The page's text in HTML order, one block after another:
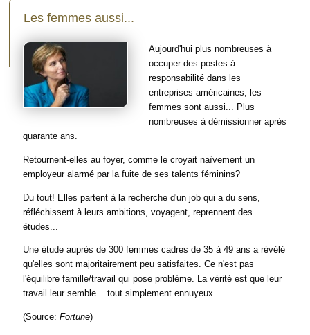
Les femmes aussi...
Aujourd'hui plus nombreuses à
occuper des postes à
responsabilité dans les
entreprises américaines, les
femmes sont aussi... Plus
nombreuses à démissionner après
quarante ans.
Retournent-elles au foyer, comme le croyait naïvement un
employeur alarmé par la fuite de ses talents féminins?
Du tout! Elles partent à la recherche d'un job qui a du sens,
réfléchissent à leurs ambitions, voyagent, reprennent des
études...
Une étude auprès de 300 femmes cadres de 35 à 49 ans a révélé
qu'elles sont majoritairement peu satisfaites. Ce n'est pas
l'équilibre famille/travail qui pose problème. La vérité est que leur
travail leur semble... tout simplement ennuyeux.
(Source:Fortune)